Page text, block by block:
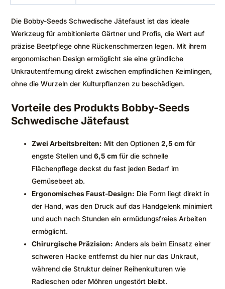
Die Bobby-Seeds Schwedische Jätefaust ist das ideale
Werkzeug für ambitionierte Gärtner und Profis, die Wert auf
präzise Beetpflege ohne Rückenschmerzen legen. Mit ihrem
ergonomischen Design ermöglicht sie eine gründliche
Unkrautentfernung direkt zwischen empfindlichen Keimlingen,
ohne die Wurzeln der Kulturpflanzen zu beschädigen.
Vorteile des Produkts Bobby-Seeds
Schwedische Jätefaust
Zwei Arbeitsbreiten: Mit den Optionen2,5 cm für
engste Stellen und6,5 cm für die schnelle
Flächenpflege deckst du fast jeden Bedarf im
Gemüsebeet ab.
Ergonomisches Faust-Design: Die Form liegt direkt in
der Hand, was den Druck auf das Handgelenk minimiert
und auch nach Stunden ein ermüdungsfreies Arbeiten
ermöglicht.
Chirurgische Präzision: Anders als beim Einsatz einer
schweren Hacke entfernst du hier nur das Unkraut,
während die Struktur deiner Reihenkulturen wie
Radieschen oder Möhren ungestört bleibt.